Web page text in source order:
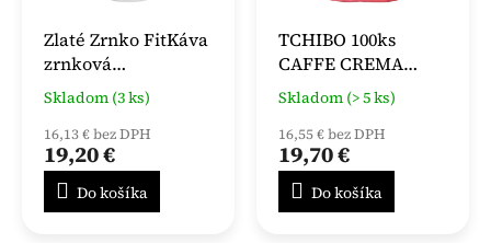
Zlaté Zrnko FitKáva
zrnková
bezkofeinová 500 g
Skladom (3 ks)
16,13 € bez DPH
19,20 €
Do košíka
TCHIBO 100ks
CAFFE CREMA
SENSEO PODY
Skladom (> 5 ks)
16,55 € bez DPH
19,70 €
Do košíka